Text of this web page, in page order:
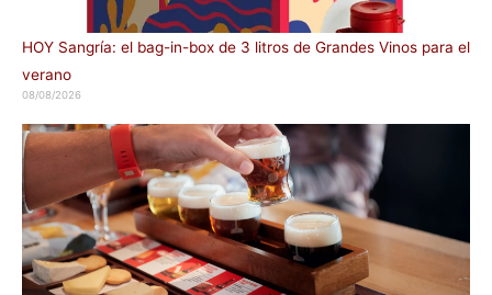
HOY Sangría: el bag-in-box de 3 litros de Grandes Vinos para el
verano
08/08/2026